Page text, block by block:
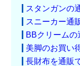
スタンガンの
スニーカー通
BBクリームの
美脚のお買い
長財布を通販